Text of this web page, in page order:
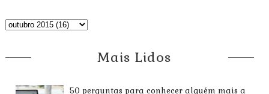
Mais Lidos
50 perguntas para conhecer alguém mais a